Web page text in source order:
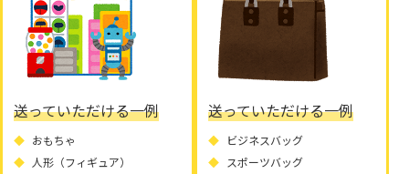
送っていただける一例
おもちゃ
人形（フィギュア）
送っていただける一例
ビジネスバッグ
スポーツバッグ